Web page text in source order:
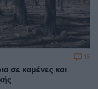
σε καμένες και
15